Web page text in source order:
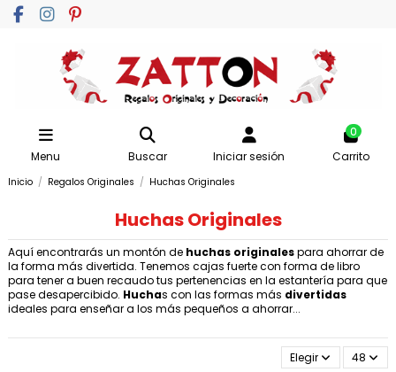
Menu Buscar Iniciar sesión
0
Carrito
Inicio Regalos Originales Huchas Originales
Huchas Originales
Aquí encontrarás un montón de huchas originalespara ahorrar de
la forma más divertida. Tenemos cajas fuerte con forma de libro
para tener a buen recaudo tus pertenencias en la estantería para que
pase desapercibido. Huchas con las formas más divertidas
ideales para enseñar a los más pequeños a ahorrar...
Elegir 48